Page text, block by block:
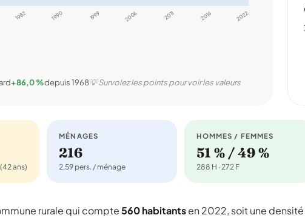
1982 1990 1999 2006 2011 2016 2022
+86,0 %depuis 1968💡 Survolez les points pour voir les valeurs
ans)
MÉNAGES
216
2,59 pers. / ménage
HOMMES / FEMMES
51 % / 49 %
288 H · 272 F
rurale qui compte560 habitantsen 2022, soit une